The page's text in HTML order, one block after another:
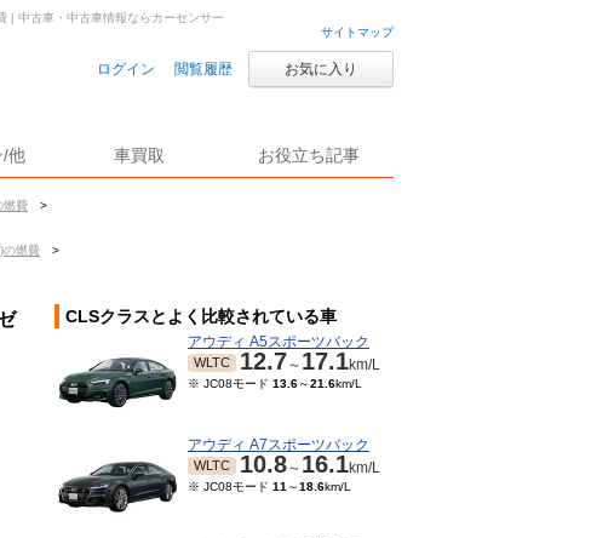
サイトマップ
ログイン 閲覧履歴 お気に入り
/他 車買取 お役立ち記事
燃費
>
の燃費
>
| 中古車・中古車情報ならカーセンサー
CLSクラスとよく比較されている車
アウディ A5スポーツバック
WLTC 12.7～ 17.1km/L
※ JC08モード 13.6～21.6km/L
アウディ A7スポーツバック
WLTC 10.8～ 16.1km/L
※ JC08モード 11 ～18.6km/L